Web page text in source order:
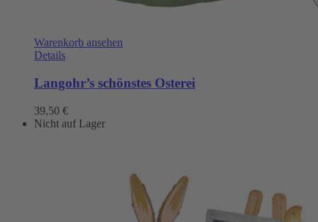
Warenkorb ansehen
Details
Langohr’s schönstes Osterei
39,50 €
Nicht auf Lager